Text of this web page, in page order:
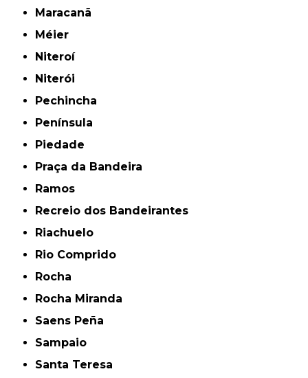
Maracanã
Méier
Niteroí
Niterói
Pechincha
Península
Piedade
Praça da Bandeira
Ramos
Recreio dos Bandeirantes
Riachuelo
Rio Comprido
Rocha
Rocha Miranda
Saens Peña
Sampaio
Santa Teresa